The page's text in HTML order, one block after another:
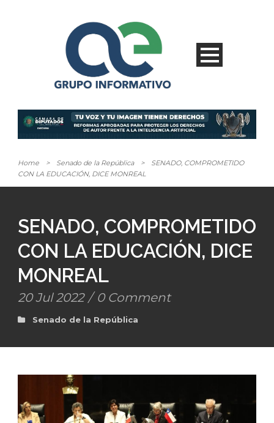
Home > Senado de la República >
SENADO, COMPROMETIDO
CON LA EDUCACIÓN, DICE MONREAL
SENADO, COMPROMETIDO
CON LA EDUCACIÓN, DICE
MONREAL
20 Jul 2022 / 0 Comment
Senado de la República